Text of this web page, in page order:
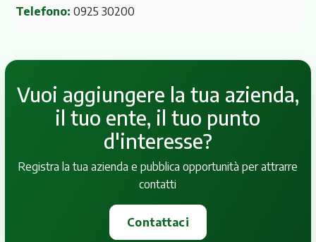
Telefono: 0925 30200
Vuoi aggiungere la tua azienda,
il tuo ente, il tuo punto
d'interesse?
Registra la tua azienda e pubblica opportunità per attrarre
contatti
Contattaci